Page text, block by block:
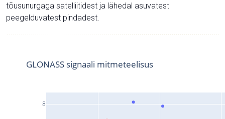
tõusunurgaga satelliitidest ja lähedal asuvatest
peegelduvatest pindadest.
8
GLONASS signaali mitmeteelisus